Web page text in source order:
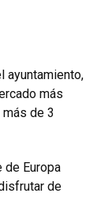
ayuntamiento,
más
de 3
Europa
de